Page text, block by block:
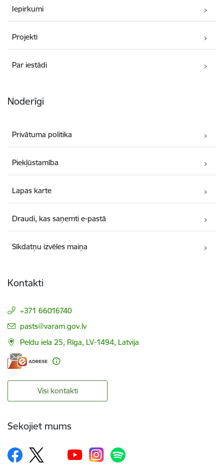
Iepirkumi
Projekti
Par iestādi
Noderīgi
Privātuma politika
Piekļūstamība
Lapas karte
Draudi, kas saņemti e-pastā
Sīkdatņu izvēles maiņa
Kontakti
+371 66016740
E-pasts:
pasts@varam.gov.lv
Peldu iela 25, Rīga, LV-1494, Latvija
Visi kontakti
Sekojiet mums